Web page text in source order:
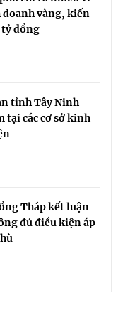
vàng, kiến
tỷ đồng
tỉnh Tây Ninh
tại các cơ sở kinh
Tháp kết luận
đủ điều kiện áp